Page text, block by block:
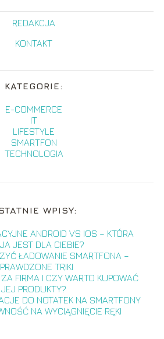
REDAKCJA
KONTAKT
KATEGORIE:
E-COMMERCE
IT
LIFESTYLE
SMARTFON
TECHNOLOGIA
WPISY:
ANDROID VS IOS – KTÓRA
JEST DLA CIEBIE?
ŁADOWANIE SMARTFONA –
TRIKI
FIRMA I CZY WARTO KUPOWAĆ
JEJ PRODUKTY?
DO NOTATEK NA SMARTFONY
NA WYCIĄGNIĘCIE RĘKI